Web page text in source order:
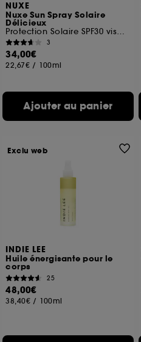
NUXE
Nuxe Sun Spray Solaire
Délicieux
Protection Solaire SPF30 visage et corps
3
34,00€
22,67€ / 100ml
Ajouter au panier
INDIE LEE
Huile énergisante pour le
corps
25
48,00€
38,40€ / 100ml
Exclu web